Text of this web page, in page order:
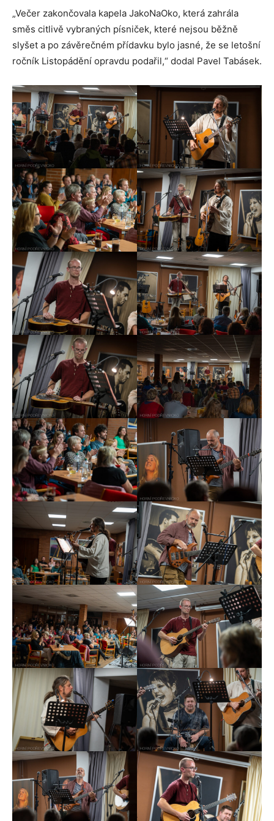
„Večer zakončovala kapela JakoNaOko, která zahrála
směs citlivě vybraných písniček, které nejsou běžně
slyšet a po závěrečném přídavku bylo jasné, že se letošní
ročník Listopádění opravdu podařil,“ dodal Pavel Tabásek.